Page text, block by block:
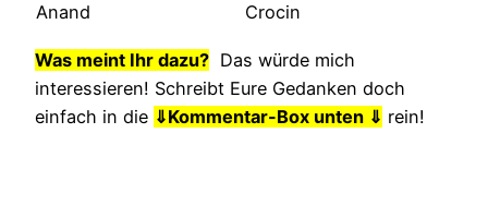
Anand
Crocin
Was meint Ihr dazu? Das würde mich
interessieren! Schreibt Eure Gedanken doch
einfach in die ⇓Kommentar-Box unten ⇓ rein!